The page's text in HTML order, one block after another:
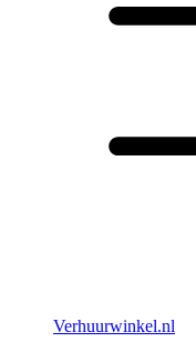
Verhuurwinkel.nl